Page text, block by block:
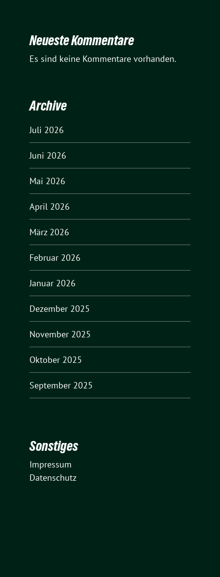
Neueste Kommentare
Es sind keine Kommentare vorhanden.
Archive
Juli 2026
Juni 2026
Mai 2026
April 2026
März 2026
Februar 2026
Januar 2026
Dezember 2025
November 2025
Oktober 2025
September 2025
Sonstiges
Impressum
Datenschutz